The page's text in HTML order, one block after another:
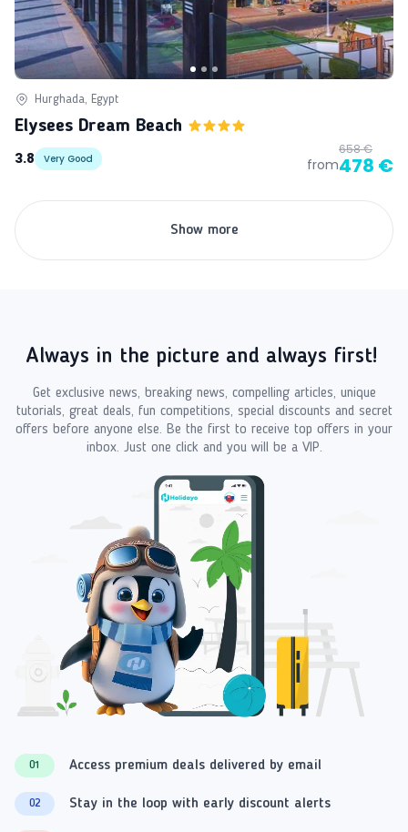
Hurghada, Egypt
Elysees Dream Beach
3.8
Very Good from
658 €
478 €
Show more
Always in the picture and always first!
Get exclusive news, breaking news, compelling articles, unique
tutorials, great deals, fun competitions, special discounts and secret
offers before anyone else. Be the first to receive top offers in your
inbox. Just one click and you will be a VIP.
01 Access premium deals delivered by email
02 Stay in the loop with early discount alerts